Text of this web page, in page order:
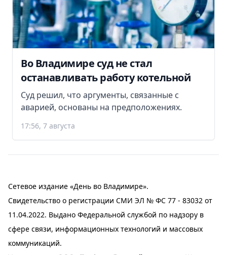
Во Владимире суд не стал
останавливать работу котельной
Суд решил, что аргументы, связанные с
аварией, основаны на предположениях.
17:56, 7 августа
Сетевое издание «День во Владимире».
Свидетельство о регистрации СМИ ЭЛ № ФС 77 - 83032 от
11.04.2022. Выдано Федеральной службой по надзору в
сфере связи, информационных технологий и массовых
коммуникаций.